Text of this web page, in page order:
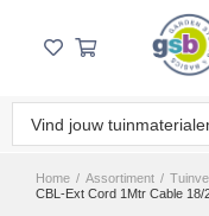
Home / Assortiment /
CBL-Ext Cord 1Mtr Cable 18/